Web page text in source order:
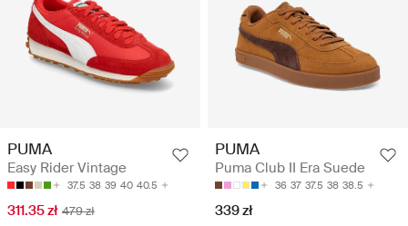
PUMA
Easy Rider Vintage
37.5 38 39 40 40.5
311.35 zł 479 zł
PUMA
Puma Club II Era Suede
36 37 37.5 38 38.5
339 zł